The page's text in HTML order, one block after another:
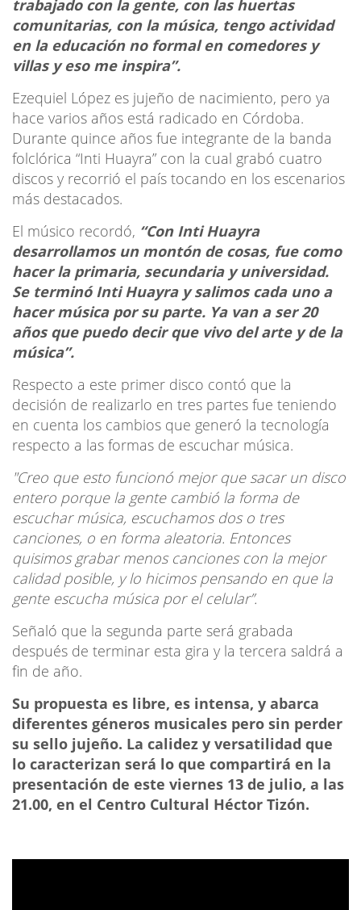
trabajado con la gente, con las huertas
comunitarias, con la música, tengo actividad
en la educación no formal en comedores y
villas y eso me inspira”.
Ezequiel López es jujeño de nacimiento, pero ya
hace varios años está radicado en Córdoba.
Durante quince años fue integrante de la banda
folclórica “Inti Huayra” con la cual grabó cuatro
discos y recorrió el país tocando en los escenarios
más destacados.
El músico recordó, “Con Inti Huayra
desarrollamos un montón de cosas, fue como
hacer la primaria, secundaria y universidad.
Se terminó Inti Huayra y salimos cada uno a
hacer música por su parte. Ya van a ser 20
años que puedo decir que vivo del arte y de la
música”.
Respecto a este primer disco contó que la
decisión de realizarlo en tres partes fue teniendo
en cuenta los cambios que generó la tecnología
respecto a las formas de escuchar música.
"Creo que esto funcionó mejor que sacar un disco
entero porque la gente cambió la forma de
escuchar música, escuchamos dos o tres
canciones, o en forma aleatoria. Entonces
quisimos grabar menos canciones con la mejor
calidad posible, y lo hicimos pensando en que la
gente escucha música por el celular”.
Señaló que la segunda parte será grabada
después de terminar esta gira y la tercera saldrá a
fin de año.
Su propuesta es libre, es intensa, y abarca
diferentes géneros musicales pero sin perder
su sello jujeño. La calidez y versatilidad que
lo caracterizan será lo que compartirá en la
presentación de este viernes 13 de julio, a las
21.00, en el Centro Cultural Héctor Tizón.